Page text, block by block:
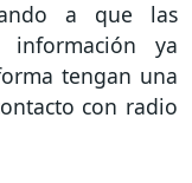
a que las
ya
tengan una
con radio